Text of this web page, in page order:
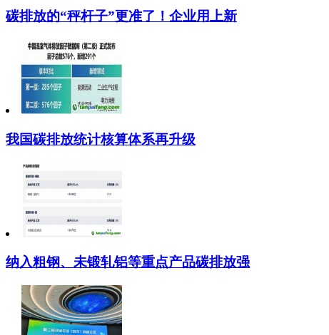
碳排放的“秤杆子”更准了！企业用上新
我国碳排放统计核算体系再升级
纳入粗钢、未锻轧铝等重点产品碳排放强